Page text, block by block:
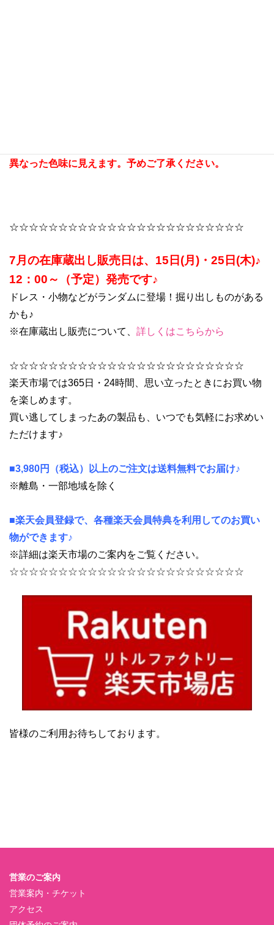
異なった色味に見えます。予めご了承ください。
☆☆☆☆☆☆☆☆☆☆☆☆☆☆☆☆☆☆☆☆☆☆☆☆
7月の在庫蔵出し販売日は、15日(月)・25日(木)♪
12：00～（予定）発売です♪
ドレス・小物などがランダムに登場！掘り出しものがある
かも♪
※在庫蔵出し販売について、 詳しくはこちらから
☆☆☆☆☆☆☆☆☆☆☆☆☆☆☆☆☆☆☆☆☆☆☆☆
楽天市場では365日・24時間、思い立ったときにお買い物
を楽しめます。
買い逃してしまったあの製品も、いつでも気軽にお求めい
ただけます♪
■3,980円（税込）以上のご注文は送料無料でお届け♪
※離島・一部地域を除く
■楽天会員登録で、各種楽天会員特典を利用してのお買い
物ができます♪
※詳細は楽天市場のご案内をご覧ください。
☆☆☆☆☆☆☆☆☆☆☆☆☆☆☆☆☆☆☆☆☆☆☆☆
皆様のご利用お待ちしております。
営業のご案内
営業案内・チケット
アクセス